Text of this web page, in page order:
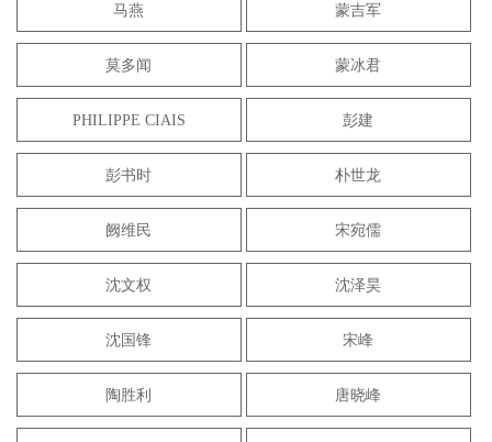
马燕 蒙吉军
莫多闻 蒙冰君
PHILIPPE CIAIS 彭建
彭书时 朴世龙
阙维民 宋宛儒
沈文权 沈泽昊
沈国锋 宋峰
陶胜利 唐晓峰